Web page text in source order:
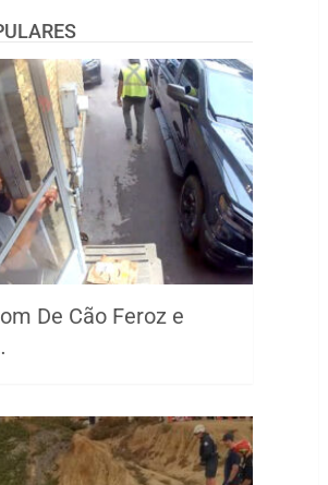
De Cão Feroz e